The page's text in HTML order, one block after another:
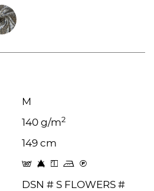
M
140 g/m2
149 cm
s 8 y p C
DSN # S FLOWERS #